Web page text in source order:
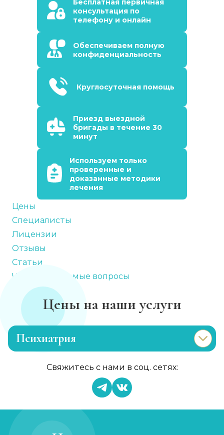
Бесплатная первичная
консультация по
телефону и онлайн
Обеспечиваем полную
конфиденциальность
Круглосуточная помощь
Приезд выездной
бригады в течение 30
минут
Используем только
проверенные и
доказанные методики
лечения
Цены
Специалисты
Лицензии
Отзывы
Статьи
Часто задаваемые вопросы
Цены на наши услуги
Психиатрия
Свяжитесь с нами в соц. сетях: